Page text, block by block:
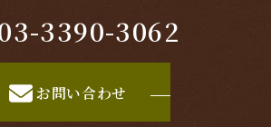
3390-3062
お問い合わせ